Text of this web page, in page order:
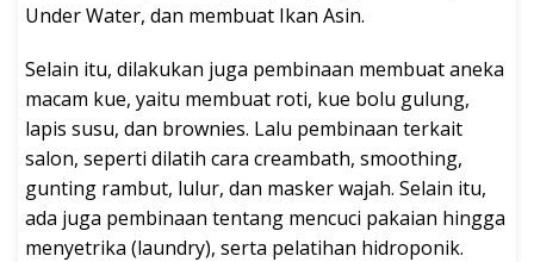
Under Water, dan membuat Ikan Asin.
Selain itu, dilakukan juga pembinaan membuat aneka
macam kue, yaitu membuat roti, kue bolu gulung,
lapis susu, dan brownies. Lalu pembinaan terkait
salon, seperti dilatih cara creambath, smoothing,
gunting rambut, lulur, dan masker wajah. Selain itu,
ada juga pembinaan tentang mencuci pakaian hingga
menyetrika (laundry), serta pelatihan hidroponik.